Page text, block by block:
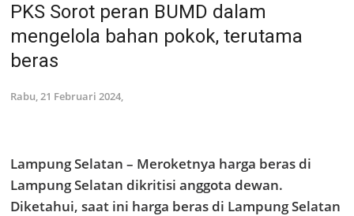
PKS Sorot peran BUMD dalam
mengelola bahan pokok, terutama
beras
Rabu, 21 Februari 2024,
Lampung Selatan – Meroketnya harga beras di
Lampung Selatan dikritisi anggota dewan.
Diketahui, saat ini harga beras di Lampung Selatan